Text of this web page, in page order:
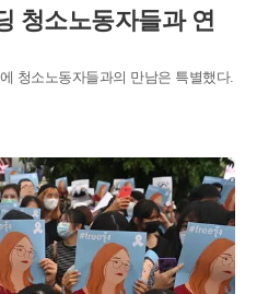
청소노동자들과 연
청소노동자들과의 만남은 특별했다.